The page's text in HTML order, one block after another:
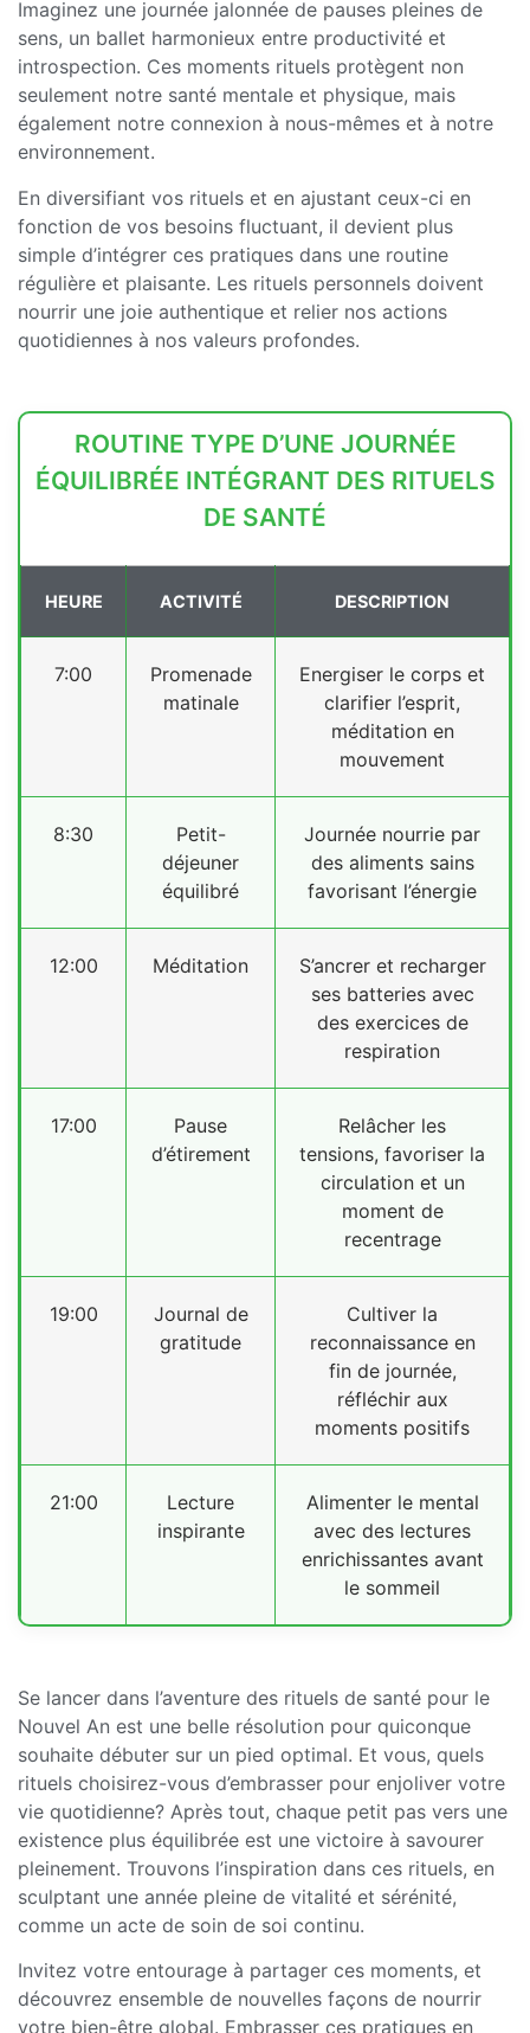
Imaginez une journée jalonnée de pauses pleines de
sens, un ballet harmonieux entre productivité et
introspection. Ces moments rituels protègent non
seulement notre santé mentale et physique, mais
également notre connexion à nous-mêmes et à notre
environnement.
En diversifiant vos rituels et en ajustant ceux-ci en
fonction de vos besoins fluctuant, il devient plus
simple d’intégrer ces pratiques dans une routine
régulière et plaisante. Les rituels personnels doivent
nourrir une joie authentique et relier nos actions
quotidiennes à nos valeurs profondes.
ROUTINE TYPE D’UNE JOURNÉE
ÉQUILIBRÉE INTÉGRANT DES RITUELS
DE SANTÉ
HEURE ACTIVITÉ DESCRIPTION
7:00
Promenade
matinale
Energiser le corps et
clarifier l’esprit,
méditation en
mouvement
8:30
Petit-
déjeuner
équilibré
Journée nourrie par
des aliments sains
favorisant l’énergie
12:00 Méditation
S’ancrer et recharger
ses batteries avec
des exercices de
respiration
17:00
Pause
d’étirement
Relâcher les
tensions, favoriser la
circulation et un
moment de
recentrage
19:00
Journal de
gratitude
Cultiver la
reconnaissance en
fin de journée,
réfléchir aux
moments positifs
21:00
Lecture
inspirante
Alimenter le mental
avec des lectures
enrichissantes avant
le sommeil
Se lancer dans l’aventure des rituels de santé pour le
Nouvel An est une belle résolution pour quiconque
souhaite débuter sur un pied optimal. Et vous, quels
rituels choisirez-vous d’embrasser pour enjoliver votre
vie quotidienne? Après tout, chaque petit pas vers une
existence plus équilibrée est une victoire à savourer
pleinement. Trouvons l’inspiration dans ces rituels, en
sculptant une année pleine de vitalité et sérénité,
comme un acte de soin de soi continu.
Invitez votre entourage à partager ces moments, et
découvrez ensemble de nouvelles façons de nourrir
votre bien-être global. Embrasser ces pratiques en